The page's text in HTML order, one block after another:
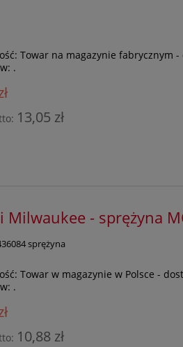
Towar na magazynie fabrycznym
.
13,05 zł
Milwaukee - sprężyna
sprężyna
Towar w magazynie w Polsce -
.
10,88 zł